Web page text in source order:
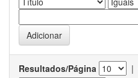
Resultados/Página |